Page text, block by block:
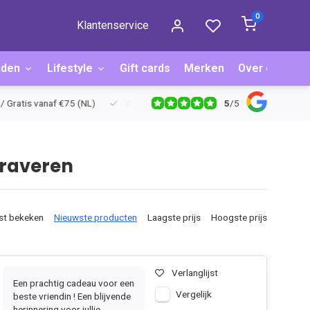
Klantenservice
0
Lifestyle Gift cards Merken Over ons
vanaf €75 (NL) Achteraf betalen via Billink Niet goed =
5/5
bekeken Nieuwste producten Laagste prijs Hoogste prijs
Een prachtig cadeau voor een
beste vriendin ! Een blijvende
Verlanglijst
Vergelijk